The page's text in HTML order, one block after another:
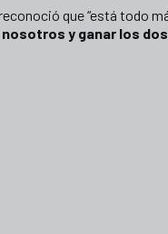
que “está todo
y ganar los